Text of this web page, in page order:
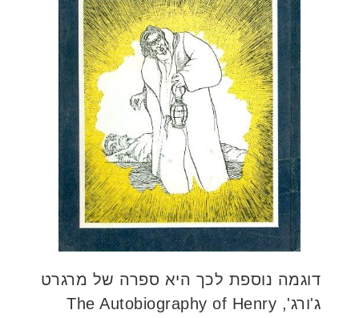
דוגמה נוספת לכך היא ספרה של מרגרט
ג'ורג', The Autobiography of Henry